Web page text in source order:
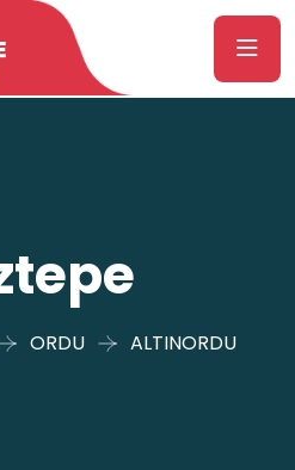
ORDU ALTINORDU